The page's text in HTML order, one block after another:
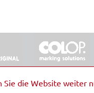
die Website weiter
RUDOLF SCHMORRDE